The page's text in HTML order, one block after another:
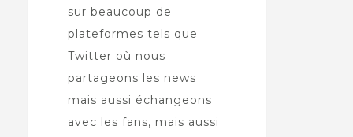
sur beaucoup de
plateformes tels que
Twitter où nous
partageons les news
mais aussi échangeons
avec les fans, mais aussi